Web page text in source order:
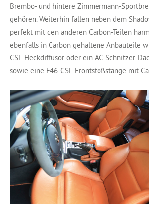
Brembo- und hintere Zimmermann-
gehören. Weiterhin fallen neben dem
perfekt mit den anderen Carbon-Teilen
ebenfalls in Carbon gehaltene Anbauteile
CSL-Heckdiffusor oder ein AC-Schnitzer-
sowie eine E46-CSL-Frontstoßstange mit